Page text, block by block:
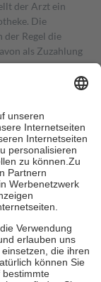
der Arzt ein
Die
Regel die
als Zuzahlung
von zehn
die tatsächlichen
Apotheken.
die
Euro je
Gesundheit zu
unterstützen,
18. Lebensjahr
die von der